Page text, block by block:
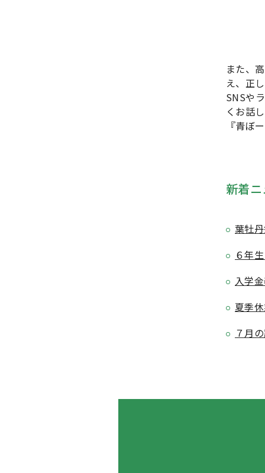
また、
え、正
SNSや
くお話
『青ぼ
新着
葉牡
６年
入学
夏季
７月